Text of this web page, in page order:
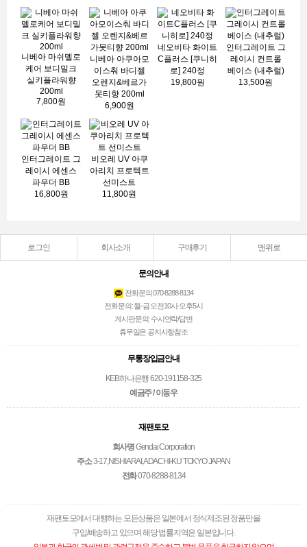
니베아 마쉬멜로
케어 보디밀크
실키플라워향
200ml
7,800원
니베아 아쿠아모
이스춰 바디젤
오렌지&베르가
못티향 200ml
6,900원
네오비타 화이트
C플러스 [쿠니히
로] 240정
19,800원
인터그레이트 그
레이시 컨트롤
베이스 (내추럴)
13,500원
인터그레이트 그
레이시 에센스
파우더 BB
16,800원
비오레 UV 아쿠
아리치 프로텍트
선미스트
11,800원
로그인 회사소개 구매후기 맨위로
문의안내
전화문의 070-8288-8134
전화문의: 월-금 오전10시-오후5시
게시판문의: 수시연락/답변
휴무일은 공지사항참조
무통장입금안내
KEB하나은행 620-191158-325
예금주 / 이동우
재팬토모
회사명Gendai Corporation
주소3-17,NISHIARAI,ADACHI-KU TOKYO JAPAN
전화070-8288-8134
재팬토모에서 대행하는 모든상품은 일본에서 정식제조된 정품만을
구입/배송하고 있으며 해당 법률지역은 일본입니다.